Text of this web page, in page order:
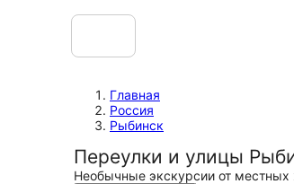
Главная
Россия
Рыбинск
Переулки и улицы
Необычные экскурсии от местных